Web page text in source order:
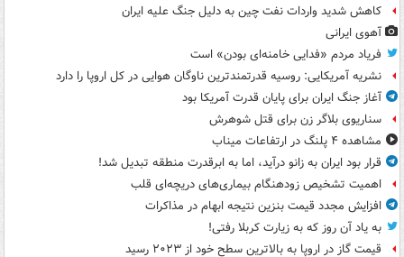
کاهش شدید واردات نفت چین به دلیل جنگ علیه ایران
آهوی ایرانی
فریاد مردم «فدایی خامنه‌ای بودن» است
نشریه آمریکایی: روسیه قدرتمندترین ناوگان هوایی در کل اروپا را دارد
آغاز جنگ ایران برای پایان قدرت آمریکا بود
سناریوی بلاگر زن برای قتل شوهرش
مشاهده ۴ پلنگ در ارتفاعات میناب
قرار بود ایران به زانو درآید، اما به ابرقدرت منطقه تبدیل شد!
اهمیت تشخیص زودهنگام بیماری‌های دریچه‌ای قلب
افزایش مجدد قیمت بنزین نتیجه ابهام در مذاکرات
به یاد آن روز که به زیارت کربلا رفتی!
قیمت گاز در اروپا به بالاترین سطح خود از ۲۰۲۳ رسید